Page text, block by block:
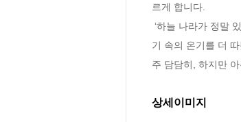
르게 합니다.
기 속의 온기를 더
주 담담히, 하지만
상세이미지